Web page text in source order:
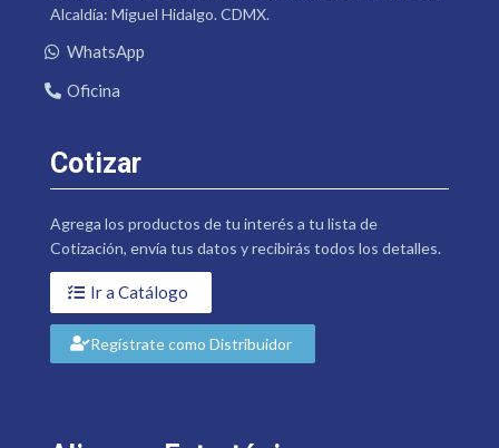
Alcaldía: Miguel Hidalgo. CDMX.
WhatsApp
Oficina
Cotizar
Agrega los productos de tu interés a tu lista de
Cotización, envía tus datos y recibirás todos los detalles.
Ir a Catálogo
Regístrate como Distribuidor